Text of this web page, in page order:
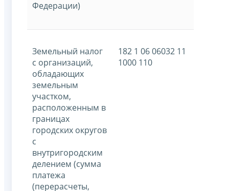
Федерации)
Земельный налог
с организаций,
обладающих
земельным
участком,
расположенным в
границах
городских округов
с
внутригородским
делением (сумма
платежа
(перерасчеты,
182 1 06 06032 11
1000 110